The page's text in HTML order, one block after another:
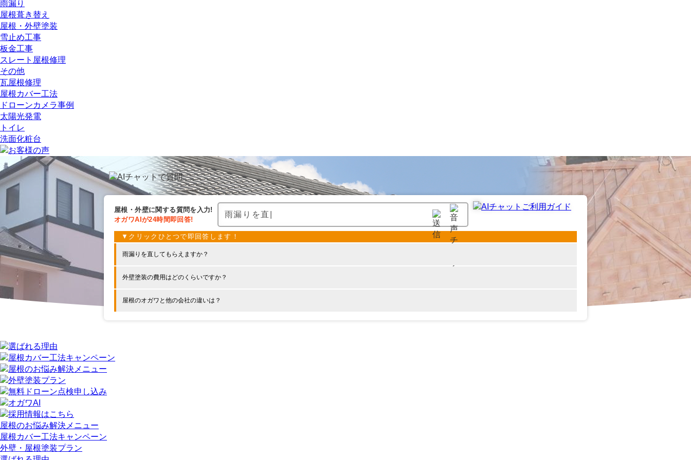
雨漏り
屋根葺き替え
屋根・外壁塗装
雪止め工事
板金工事
スレート屋根修理
その他
瓦屋根修理
屋根カバー工法
ドローンカメラ事例
太陽光発電
トイレ
洗面化粧台
屋根・外壁に関する質問を入力!
オガワAIが24時間即回答!
雨漏りを直してもらえますか？
外壁塗装の費用はどのくらいですか？
屋根のオガワと他の会社の違いは？
屋根のお悩み解決メニュー
屋根カバー工法キャンペーン
外壁・屋根塗装プラン